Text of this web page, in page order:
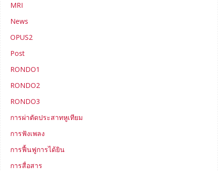
MRI
News
OPUS2
Post
RONDO1
RONDO2
RONDO3
การผ่าตัดประสาทหูเทียม
การฟังเพลง
การฟื้นฟูการได้ยิน
การสื่อสาร